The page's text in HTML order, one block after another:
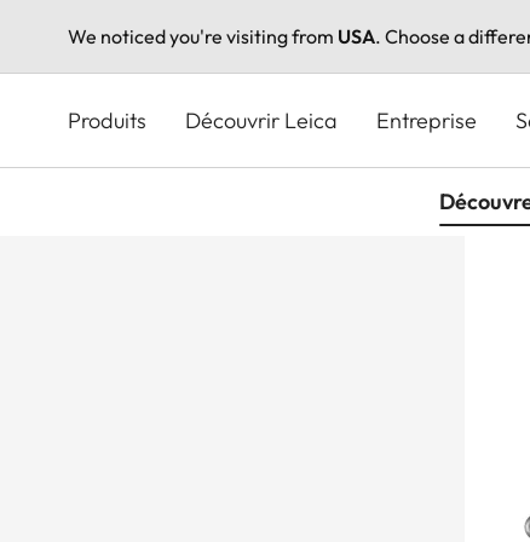
We noticed you're visiting from USA. Choose a
principal
Produits Découvrir Leica Entreprise